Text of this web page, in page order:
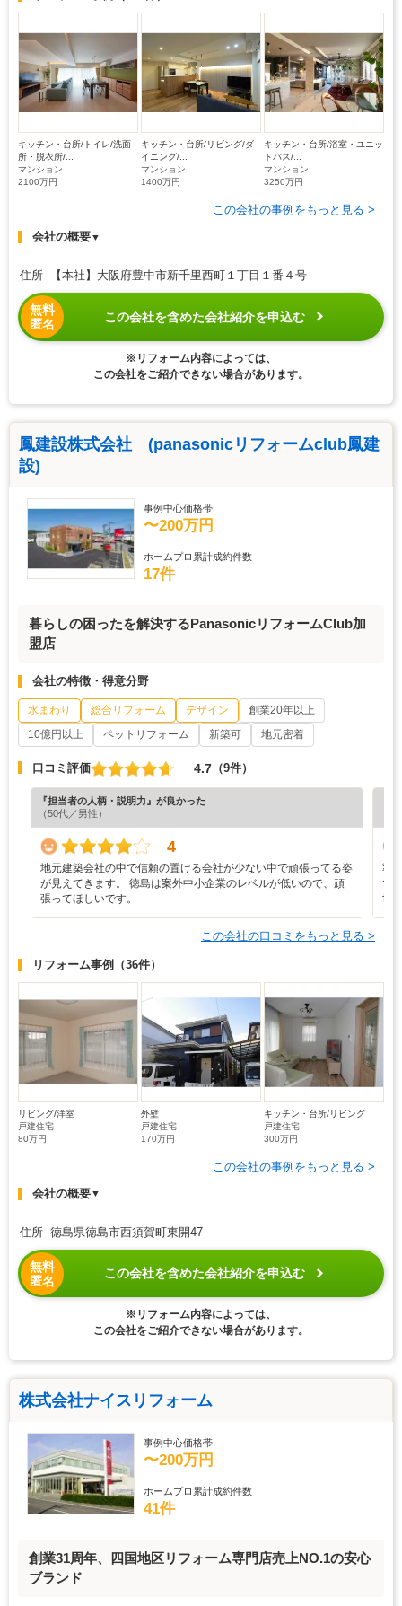
キッチン・台所/トイレ/洗面
所・脱衣所/...
マンション
2100万円
キッチン・台所/リビング/ダ
イニング/...
マンション
1400万円
キッチン・台所/浴室・ユニッ
トバス/...
マンション
3250万円
この会社の事例をもっと見る >
会社の概要▼
住所 【本社】大阪府豊中市新千里西町１丁目１番４号
無料
匿名
この会社を含めた会社紹介を申込む
※リフォーム内容によっては、
この会社をご紹介できない場合があります。
鳳建設株式会社 (panasonicリフォームclub鳳建
設)
事例中心価格帯
〜200万円
ホームプロ累計成約件数
17件
暮らしの困ったを解決するPanasonicリフォームClub加
盟店
会社の特徴・得意分野
水まわり 総合リフォーム デザイン
創業20年以上
10億円以上
ペットリフォーム 新築可 地元密着
口コミ評価 4.7 （9件）
『担当者の人柄・説明力』が良かった
（50代／男性）
4
地元建築会社の中で信頼の置ける会社が少ない中で頑張ってる姿
が見えてきます。 徳島は案外中小企業のレベルが低いので、頑
張ってほしいです。
準
で
世
この会社の口コミをもっと見る >
リフォーム事例 （36件）
リビング/洋室
戸建住宅
80万円
外壁
戸建住宅
170万円
キッチン・台所/リビング
戸建住宅
300万円
この会社の事例をもっと見る >
会社の概要▼
住所 徳島県徳島市西須賀町東開47
無料
匿名
この会社を含めた会社紹介を申込む
※リフォーム内容によっては、
この会社をご紹介できない場合があります。
株式会社ナイスリフォーム
事例中心価格帯
〜200万円
ホームプロ累計成約件数
41件
創業31周年、四国地区リフォーム専門店売上NO.1の安心
ブランド